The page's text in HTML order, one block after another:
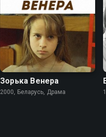
Зорька Венера
2000, Беларусь, Драма